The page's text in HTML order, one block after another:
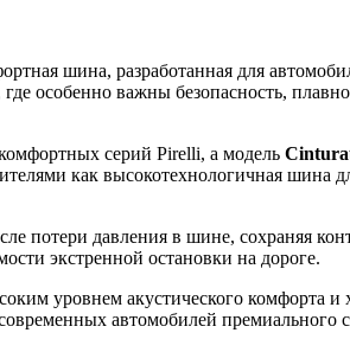
шина, разработанная для
особенно важны безопасность,
серий Pirelli, а модель
как высокотехнологичная шина
потери давления в шине, сохраняя
экстренной остановки на дороге.
уровнем акустического комфорта и
автомобилей премиального